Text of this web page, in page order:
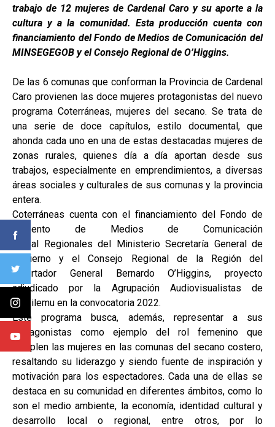
trabajo de 12 mujeres de Cardenal Caro y su aporte a la
cultura y a la comunidad. Esta producción cuenta con
financiamiento del Fondo de Medios de Comunicación del
MINSEGEGOB y el Consejo Regional de O’Higgins.
De las 6 comunas que conforman la Provincia de Cardenal
Caro provienen las doce mujeres protagonistas del nuevo
programa Coterráneas, mujeres del secano. Se trata de
una serie de doce capítulos, estilo documental, que
ahonda cada uno en una de estas destacadas mujeres de
zonas rurales, quienes día a día aportan desde sus
trabajos, especialmente en emprendimientos, a diversas
áreas sociales y culturales de sus comunas y la provincia
entera.
Coterráneas cuenta con el financiamiento del Fondo de
Fomento de Medios de Comunicación
Social Regionales del Ministerio Secretaría General de
Gobierno y el Consejo Regional de la Región del
Libertador General Bernardo O’Higgins, proyecto
adjudicado por la Agrupación Audiovisualistas de
Pichilemu en la convocatoria 2022.
Este programa busca, además, representar a sus
protagonistas como ejemplo del rol femenino que
cumplen las mujeres en las comunas del secano costero,
resaltando su liderazgo y siendo fuente de inspiración y
motivación para los espectadores. Cada una de ellas se
destaca en su comunidad en diferentes ámbitos, como lo
son el medio ambiente, la economía, identidad cultural y
desarrollo local o regional, entre otros, por lo